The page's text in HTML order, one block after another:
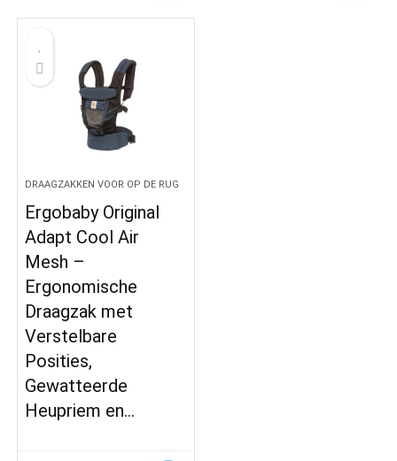
DRAAGZAKKEN VOOR OP DE RUG
Ergobaby Original
Adapt Cool Air
Mesh –
Ergonomische
Draagzak met
Verstelbare
Posities,
Gewatteerde
Heupriem en…